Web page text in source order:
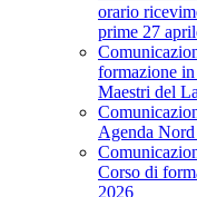
orario
prime 27
formazione
Maestri del
Agenda
Corso di
2026